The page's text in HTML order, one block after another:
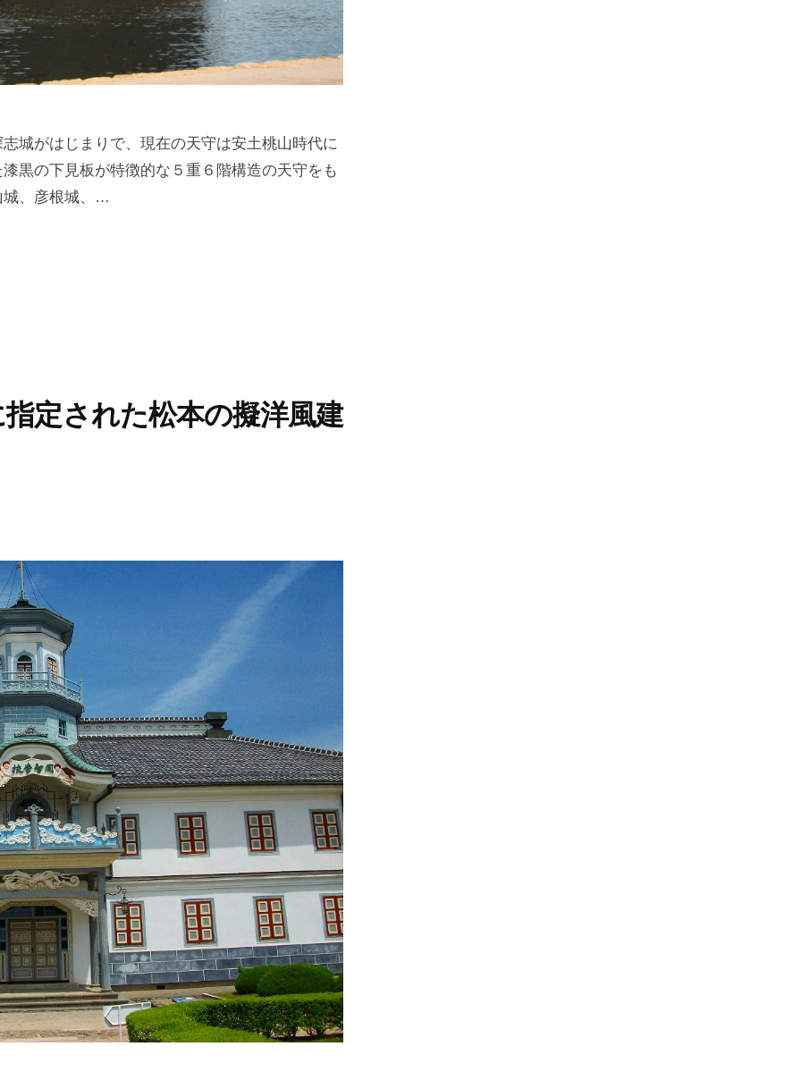
城がはじまりで、現在の天守は安土桃山時代に
黒の下見板が特徴的な５重６階構造の天守をも
城、彦根城、…
定された松本の擬洋風建